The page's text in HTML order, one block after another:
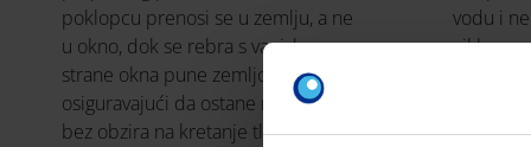
poklopcu prenosi se u zemlju, a ne
u okno, dok se rebra s vanjske
strane okna pune zemljom,
osiguravajući da ostane na mjestu
bez obzira na kretanje tla.
vodu i
ciklusa